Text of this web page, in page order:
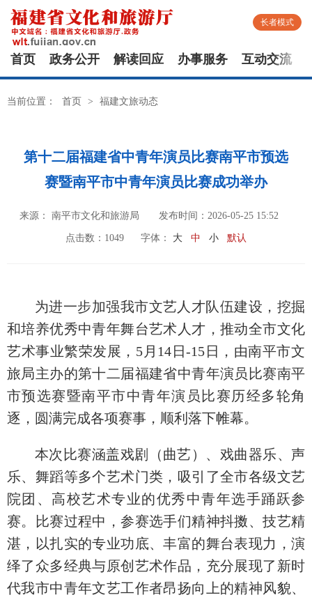
长者模式
首页 政务公开 解读回应 办事服务 互动交流
当前位置： 首页 > 福建文旅动态
第十二届福建省中青年演员比赛南平市预选
赛暨南平市中青年演员比赛成功举办
来源： 南平市文化和旅游局 发布时间：2026-05-25 15:52
点击数： 1049 字体： 大 中 小 默认
为进一步加强我市文艺人才队伍建设，挖掘
和培养优秀中青年舞台艺术人才，推动全市文化
艺术事业繁荣发展，5月14日-15日，由南平市文
旅局主办的第十二届福建省中青年演员比赛南平
市预选赛暨南平市中青年演员比赛历经多轮角
逐，圆满完成各项赛事，顺利落下帷幕。
本次比赛涵盖戏剧（曲艺）、戏曲器乐、声
乐、舞蹈等多个艺术门类，吸引了全市各级文艺
院团、高校艺术专业的优秀中青年选手踊跃参
赛。比赛过程中，参赛选手们精神抖擞、技艺精
湛，以扎实的专业功底、丰富的舞台表现力，演
绎了众多经典与原创艺术作品，充分展现了新时
代我市中青年文艺工作者昂扬向上的精神风貌、